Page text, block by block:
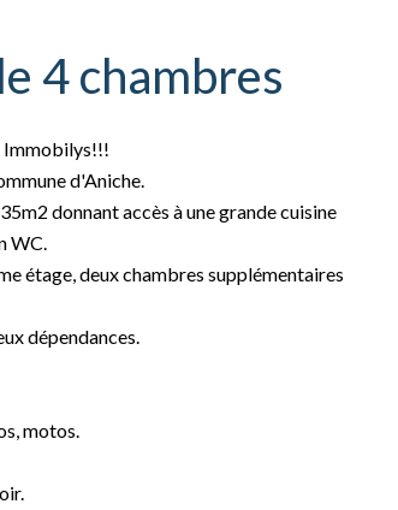
4 chambres
Immobilys!!!
d'Aniche.
donnant accès à une grande cuisine
WC.
étage, deux chambres supplémentaires
dépendances.
motos.